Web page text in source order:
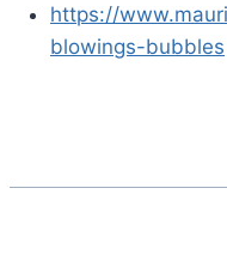
https://
blowings-bubbles